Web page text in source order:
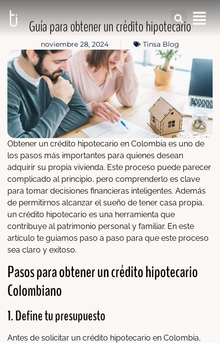
Guía para obtener un crédito hipotecario
noviembre 28, 2024 Tinsa Blog
Obtener un crédito hipotecario en Colombia es uno de
los pasos más importantes para quienes desean
adquirir su propia vivienda. Este proceso puede parecer
complicado al principio, pero comprenderlo es clave
para tomar decisiones financieras inteligentes. Además
de permitirnos alcanzar el sueño de tener casa propia,
un crédito hipotecario es una herramienta que
contribuye al patrimonio personal y familiar. En este
artículo te guiamos paso a paso para que este proceso
sea claro y exitoso.
Pasos para obtener un crédito hipotecario
Colombiano
1. Define tu presupuesto
Antes de solicitar un crédito hipotecario en Colombia,